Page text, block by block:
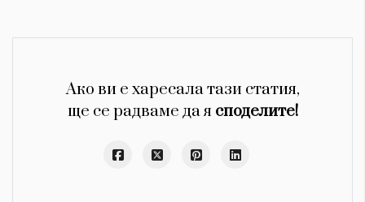
Ако ви е харесала тази статия,
ще се радваме да я споделите!